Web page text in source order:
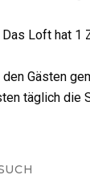
Loft hat
Gästen
täglich